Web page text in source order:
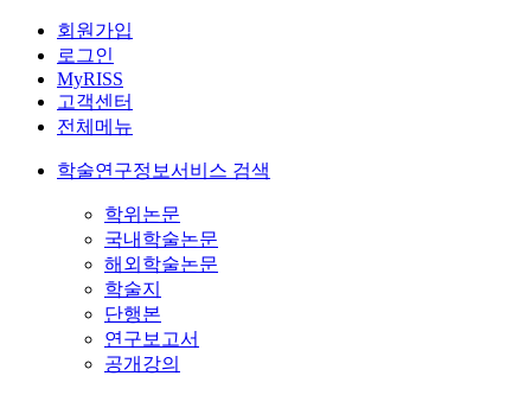
회원가입
로그인
MyRISS
고객센터
전체메뉴
학술연구정보서비스 검색
학위논문
국내학술논문
해외학술논문
학술지
단행본
연구보고서
공개강의